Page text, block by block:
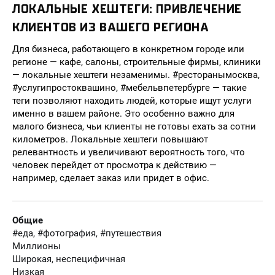
ЛОКАЛЬНЫЕ ХЕШТЕГИ: ПРИВЛЕЧЕНИЕ
КЛИЕНТОВ ИЗ ВАШЕГО РЕГИОНА
Для бизнеса, работающего в конкретном городе или
регионе — кафе, салоны, строительные фирмы, клиники
— локальные хештеги незаменимы. #ресторанымосква,
#услугипростоквашино, #мебельвпетербурге — такие
теги позволяют находить людей, которые ищут услуги
именно в вашем районе. Это особенно важно для
малого бизнеса, чьи клиенты не готовы ехать за сотни
километров. Локальные хештеги повышают
релевантность и увеличивают вероятность того, что
человек перейдет от просмотра к действию —
например, сделает заказ или придет в офис.
Общие
#еда, #фотография, #путешествия
Миллионы
Широкая, неспецифичная
Низкая